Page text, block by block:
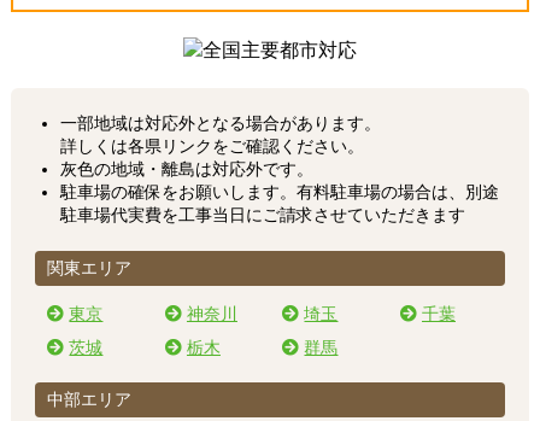
一部地域は対応外となる場合があります。
詳しくは各県リンクをご確認ください。
灰色の地域・離島は対応外です。
駐車場の確保をお願いします。有料駐車場の場合は、別途
駐車場代実費を工事当日にご請求させていただきます
関東エリア
東京 神奈川 埼玉
千葉
茨城
栃木 群馬
中部エリア